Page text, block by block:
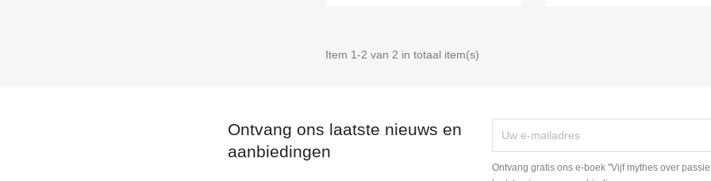
Annuleren
Item 1-2 van 2 in totaal item(s)
Ontvang ons laatste nieuws en
aanbiedingen
Ontvang gratis ons e-boek "Vijf mythes over